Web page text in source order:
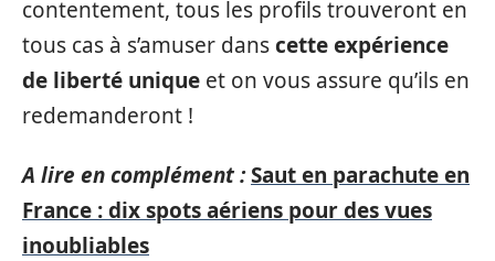
contentement, tous les profils trouveront en
tous cas à s’amuser danscette expérience
de liberté unique et on vous assure qu’ils en
redemanderont !
A lire en complément :Saut en parachute en
France : dix spots aériens pour des vues
inoubliables